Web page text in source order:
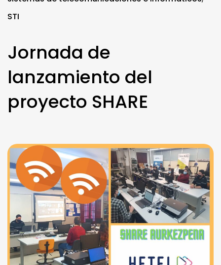
STI
Jornada de
lanzamiento del
proyecto SHARE